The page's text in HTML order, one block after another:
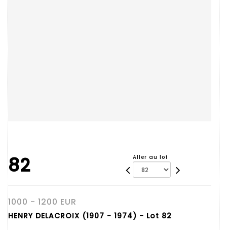
82 Aller au lot
1000 - 1200 EUR
HENRY DELACROIX (1907 - 1974) - Lot 82